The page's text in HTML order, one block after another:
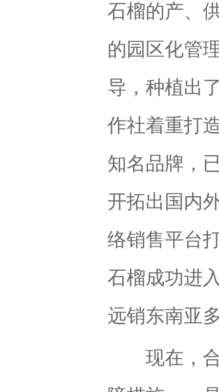
石榴的产、
的园区化管
导，种植出
作社着重打
知名品牌，
开拓出国内
络销售平台
石榴成功进
远销东南亚
现在，合